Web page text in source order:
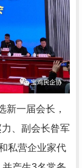
新一届会长，
、副会长昝军
私营企业家代